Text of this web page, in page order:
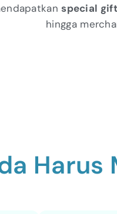
special gift
hingga